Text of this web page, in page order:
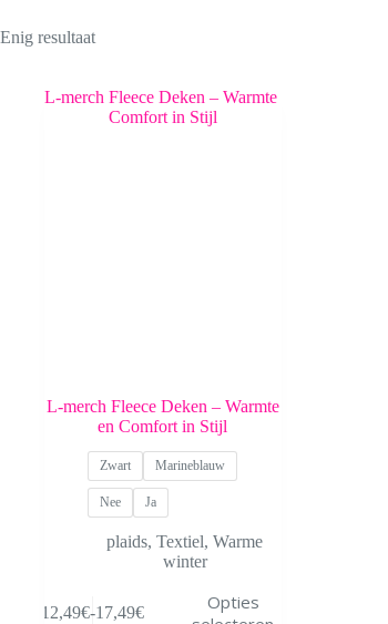
Enig resultaat
L-merch Fleece Deken – Warmte
en Comfort in Stijl
Zwart Marineblauw
Nee Ja
plaids,Textiel,Warme
winter
12,49€-17,49€
Opties
product